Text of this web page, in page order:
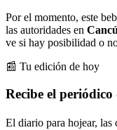
Por el momento, este
las autoridades en
ve si hay posibilidad o
📰 Tu edición de hoy
Recibe el
El diario para hojear,